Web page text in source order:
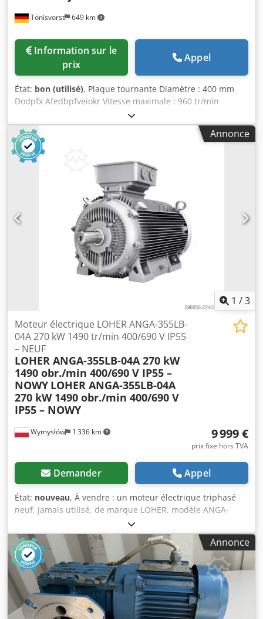
Tönisvorst 649 km
prix
Appel
État: bon (utilisé), Plaque tournante Diamètre : 400 mm
Dodpfx Afedbpfveiokr Vitesse maximale : 960 tr/min
Plateaux rotatifs Diamètre de la conicité : 106,39 mm
Diamètre du cercle de perçage : 133,4 mm
Annonce
1 /3
Wymysłów 1 336 km
Moteur électrique LOHER ANGA-355LB-
04A 270 kW 1490 tr/min 400/690 V IP55
– NEUF
LOHER ANGA-355LB-04A 270 kW
1490 obr./min 400/690 V IP55 –
NOWY LOHER ANGA-355LB-04A
270 kW 1490 obr./min 400/690 V
IP55 – NOWY
9 999 €
prix fixe hors TVA
Demander Appel
État: nouveau, À vendre : un moteur électrique triphasé
neuf, jamais utilisé, de marque LOHER, modèle ANGA-
355LB-04A, d’une puissance de 270 kW. Le moteur provient
d’un stock de magasin (NOS – New Old Stock). Il n’a jamais
été monté ni utilisé. Son état technique et visuel est très
bon, présentant éventuellement de légères traces de
stockage. Fabriqué en Allemagne, il se caractérise par une
construction robuste et de qualité industrielle. Il est
parfaitement adapté à l’entraînement de pompes, de
ventilateurs, de compresseurs, de concasseurs, de
Annonce